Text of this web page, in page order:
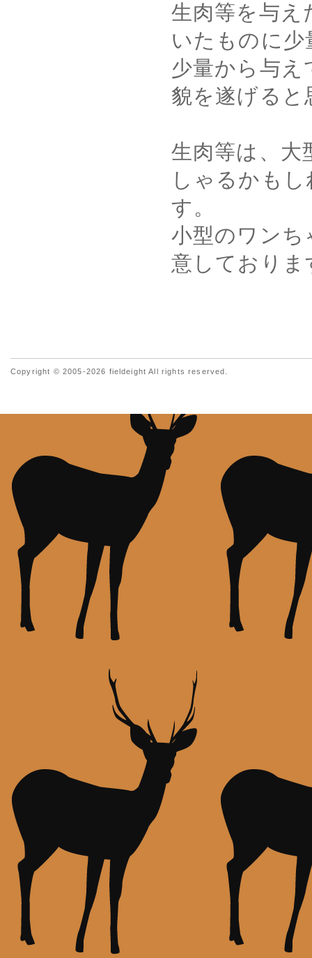
生肉等を与え
いたものに
少量から与
貌を遂げると
生肉等は、大
しゃるかも
す。
小型のワン
意しておりま
Copyright © 2005-2026 fieldeight All rights reserved.